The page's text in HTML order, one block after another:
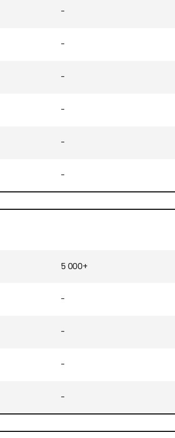
-
-
-
-
-
-
5 000+
-
-
-
-